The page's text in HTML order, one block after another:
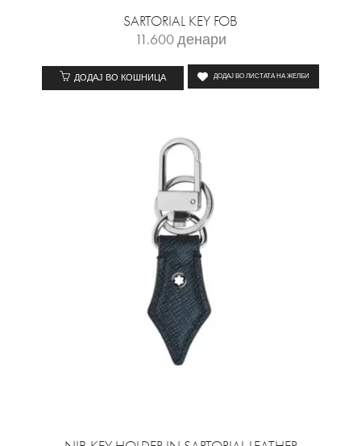
SARTORIAL KEY FOB
11.600денари
ДОДАЈ ВО КОШНИЦА ДОДАЈ ВО ЛИСТАТА НА ЖЕЛБИ